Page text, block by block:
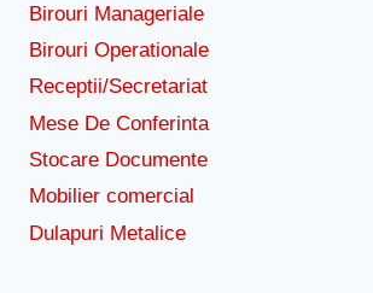
Birouri Manageriale
Birouri Operationale
Receptii/Secretariat
Mese De Conferinta
Stocare Documente
Mobilier comercial
Dulapuri Metalice